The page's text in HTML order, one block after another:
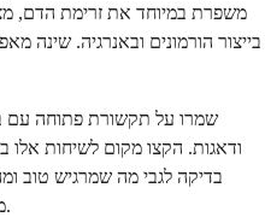
משפרת במיוחד את זרימת הדם,
בייצור הורמונים ובאנרגיה. שינה
שמרו על תקשורת פתוחה עם
ודאגות. הקצו מקום לשיחות אלו
בדיקה לגבי מה שמרגיש טוב
מיושרת עם הצרכים המתפתחים שלכם.